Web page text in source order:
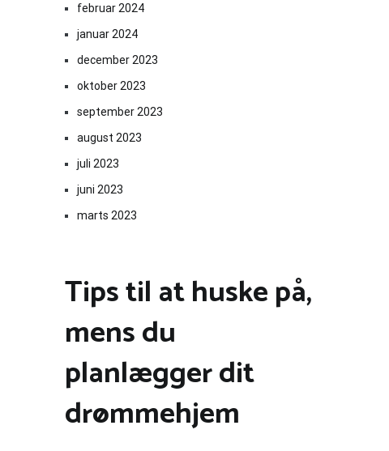
februar 2024
januar 2024
december 2023
oktober 2023
september 2023
august 2023
juli 2023
juni 2023
marts 2023
Tips til at huske på,
mens du
planlægger dit
drømmehjem